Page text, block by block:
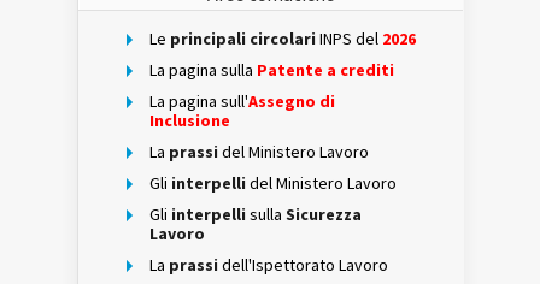
Le principali circolari INPS del 2026
La pagina sulla Patente a crediti
La pagina sull'Assegno di
Inclusione
La prassi del Ministero Lavoro
Gli interpelli del Ministero Lavoro
Gli interpelli sulla Sicurezza
Lavoro
La prassi dell'Ispettorato Lavoro